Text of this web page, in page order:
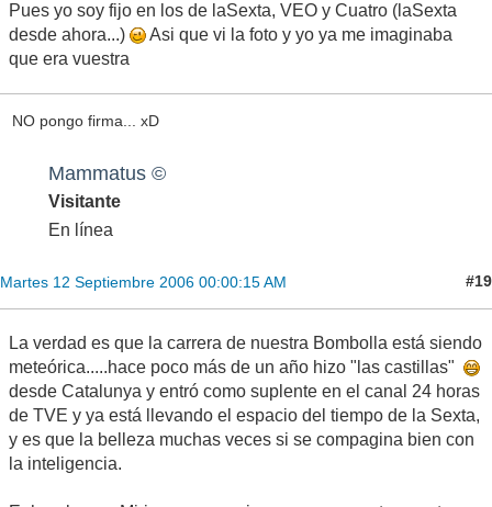
Pues yo soy fijo en los de laSexta, VEO y Cuatro (laSexta
desde ahora...)
Asi que vi la foto y yo ya me imaginaba
que era vuestra
NO pongo firma... xD
Mammatus ©
Visitante
En línea
Martes 12 Septiembre 2006 00:00:15 AM #19
La verdad es que la carrera de nuestra Bombolla está siendo
meteórica.....hace poco más de un año hizo "las castillas"
desde Catalunya y entró como suplente en el canal 24 horas
de TVE y ya está llevando el espacio del tiempo de la Sexta,
y es que la belleza muchas veces si se compagina bien con
la inteligencia.